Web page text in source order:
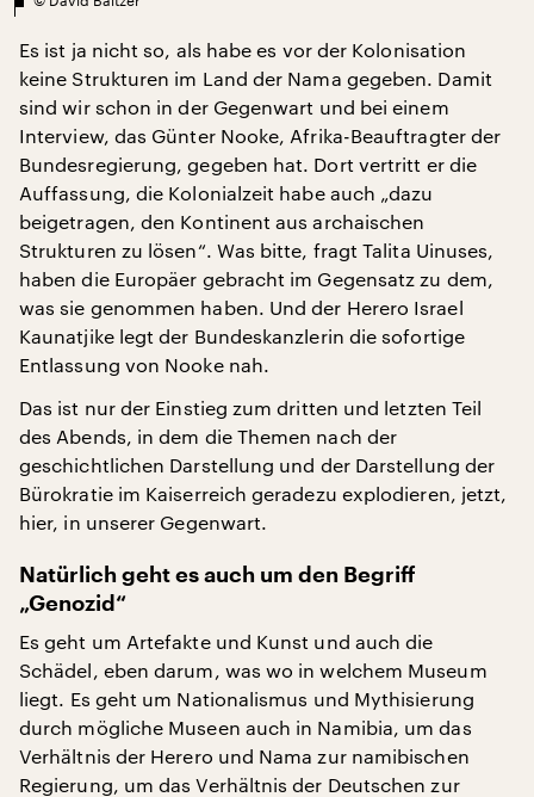
Es ist ja nicht so, als habe es vor der Kolonisation
keine Strukturen im Land der Nama gegeben. Damit
sind wir schon in der Gegenwart und bei einem
Interview, das Günter Nooke, Afrika-Beauftragter der
Bundesregierung, gegeben hat. Dort vertritt er die
Auffassung, die Kolonialzeit habe auch „dazu
beigetragen, den Kontinent aus archaischen
Strukturen zu lösen“. Was bitte, fragt Talita Uinuses,
haben die Europäer gebracht im Gegensatz zu dem,
was sie genommen haben. Und der Herero Israel
Kaunatjike legt der Bundeskanzlerin die sofortige
Entlassung von Nooke nah.
Das ist nur der Einstieg zum dritten und letzten Teil
des Abends, in dem die Themen nach der
geschichtlichen Darstellung und der Darstellung der
Bürokratie im Kaiserreich geradezu explodieren, jetzt,
hier, in unserer Gegenwart.
Natürlich geht es auch um den Begriff
„Genozid“
Es geht um Artefakte und Kunst und auch die
Schädel, eben darum, was wo in welchem Museum
liegt. Es geht um Nationalismus und Mythisierung
durch mögliche Museen auch in Namibia, um das
Verhältnis der Herero und Nama zur namibischen
Regierung, um das Verhältnis der Deutschen zur